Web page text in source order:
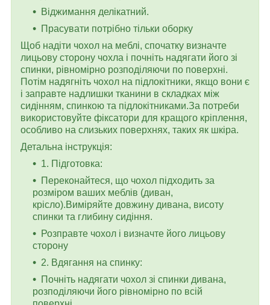
Віджимання делікатний.
Прасувати потрібно тільки оборку
Щоб надіти чохол на меблі, спочатку визначте
лицьову сторону чохла і почніть надягати його зі
спинки, рівномірно розподіляючи по поверхні.
Потім надягніть чохол на підлокітники, якщо вони є
і заправте надлишки тканини в складках між
сидінням, спинкою та підлокітниками.За потреби
використовуйте фіксатори для кращого кріплення,
особливо на слизьких поверхнях, таких як шкіра.
Детальна інструкція:
1. Підготовка:
Переконайтеся, що чохол підходить за
розміром ваших меблів (диван,
крісло).Виміряйте довжину дивана, висоту
спинки та глибину сидіння.
Розправте чохол і визначте його лицьову
сторону
2. Вдягання на спинку:
Почніть надягати чохол зі спинки дивана,
розподіляючи його рівномірно по всій